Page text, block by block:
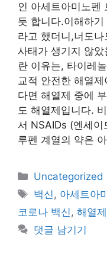
인 아세트아미노펜
듯 합니다.이해하기
라고 했더니,너도나
사태가 생기지 않
란 이유는, 타이레
교적 안전한 해열
다면 해열제 중에
도 해열제입니다.
서 NSAIDs (엔세
루펜 계열의 약은
카
테
리
Uncategorized
태
그
백신, 아세트아
코로나 백신, 해열제
댓글 남기기